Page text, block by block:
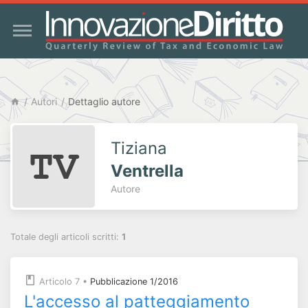
Autori Dettaglio autore
Tiziana
Ventrella
Autore
Totale degli articoli scritti: 1
Articolo 7 • Pubblicazione 1/2016
L'accesso al patteggiamento